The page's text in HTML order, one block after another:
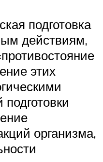
подготовка
действиям,
этих
организма,